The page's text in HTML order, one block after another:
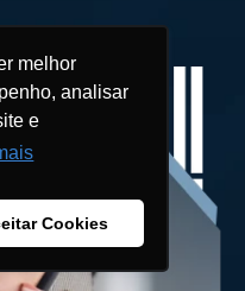
melhor
analisar
e
Cookies